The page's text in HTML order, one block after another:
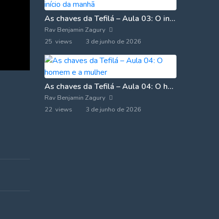
As chaves da Tefilá – Aula 03: O início da manhã
Rav Benjamin Zagury
25 views
3 de junho de 2026
As chaves da Tefilá – Aula 04: O homem e a mulher
Rav Benjamin Zagury
22 views
3 de junho de 2026